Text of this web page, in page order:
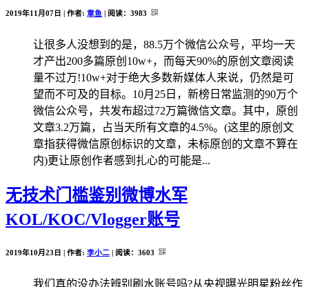
2019年11月07日 | 作者: 章鱼 | 阅读： 3983
让很多人没想到的是，88.5万个微信公众号，平均一天
才产出200多篇原创10w+，而每天90%的原创文章阅读
量不过万!10w+对于绝大多数新媒体人来说，仍然是可
望而不可及的目标。10月25日，新榜日常监测的90万个
微信公众号，共发布超过72万篇微信文章。其中，原创
文章3.2万篇，占当天所有文章的4.5%。(这里的原创文
章指获得微信原创标识的文章，未标原创的文章不算在
内)更让原创作者感到扎心的可能是...
无技术门槛鉴别微博水军
KOL/KOC/Vlogger账号
2019年10月23日 | 作者: 李小二 | 阅读： 3603
我们真的没办法辨别刷水账号吗?从央视曝光明星粉丝作